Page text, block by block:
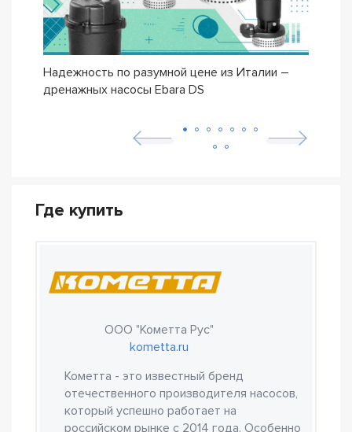
Надежность по разумной цене из Италии –
дренажных насосы Ebara DS
Где купить
ООО "Кометта Рус"
kometta.ru
Кометта - это известный бренд
отечественного производителя насосов,
который успешно работает на
российском рынке с 2014 года. Особенно